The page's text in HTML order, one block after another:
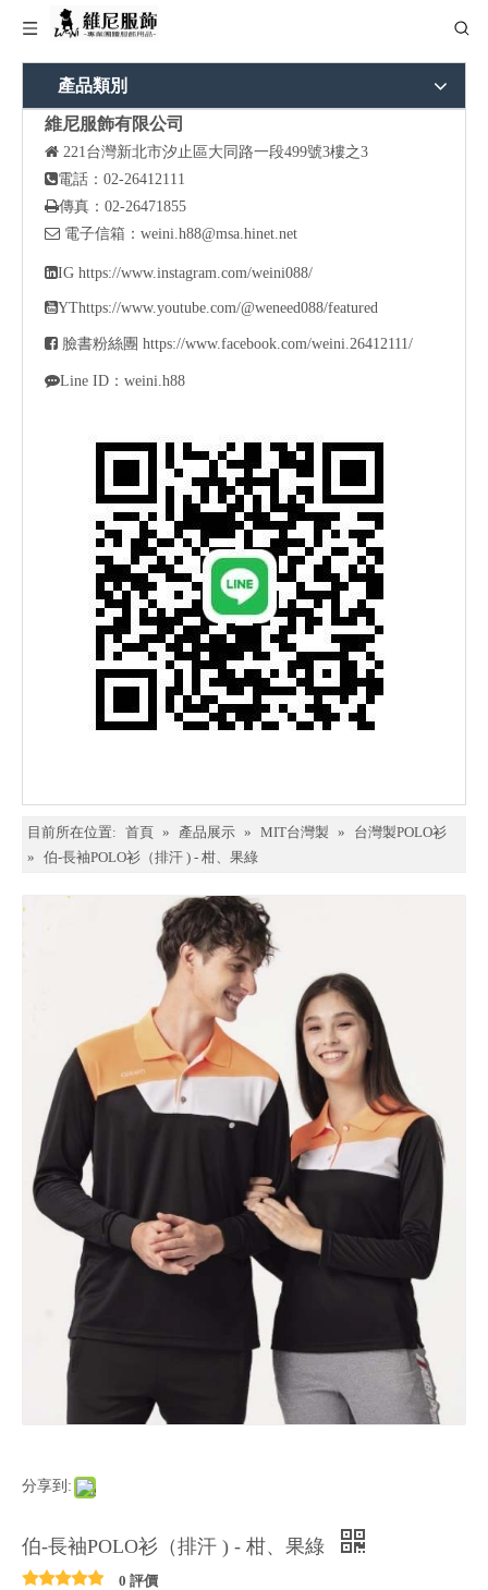
產品類別
維尼服飾有限公司
 221台灣新北市汐止區大同路一段499號3樓之3
電話：02-26412111
傳真：02-26471855
 電子信箱： weini.h88@msa.hinet.net
IG https://www.instagram.com/weini088/
YThttps://www.youtube.com/@weneed088/featured
 臉書粉絲團 https://www.facebook.com/weini.26412111/
Line ID：weini.h88
目前所在位置: 首頁 » 產品展示 » MIT台灣製 »
台灣製POLO衫
» 伯-長袖POLO衫（排汗 ) - 柑、果綠
分享到:
伯-長袖POLO衫（排汗 ) - 柑、果綠
0 評價